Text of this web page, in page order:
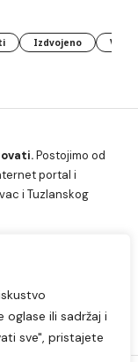
oglase ili sadržaj i
sve", pristajete
Izdvojeno
Postojimo od
portal i
i Tuzlanskog
Sport